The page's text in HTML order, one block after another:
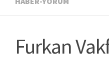
Furkan